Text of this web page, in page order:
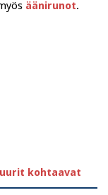
äänirunot.
kohtaavat